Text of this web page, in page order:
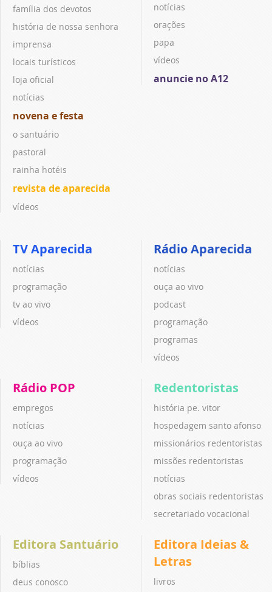
família dos devotos
história de nossa senhora
imprensa
locais turísticos
loja oficial
notícias
novena e festa
o santuário
pastoral
rainha hotéis
revista de aparecida
vídeos
notícias
orações
papa
vídeos
anuncie no A12
TV Aparecida
notícias
programação
tv ao vivo
vídeos
Rádio Aparecida
notícias
ouça ao vivo
podcast
programação
programas
vídeos
Rádio POP
empregos
notícias
ouça ao vivo
programação
vídeos
Redentoristas
história pe. vitor
hospedagem santo afonso
missionários redentoristas
missões redentoristas
notícias
obras sociais redentoristas
secretariado vocacional
Editora Santuário
bíblias
deus conosco
Editora Ideias &
Letras
livros